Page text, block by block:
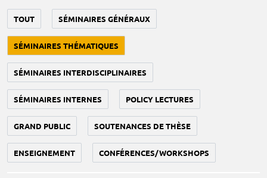
TOUT SÉMINAIRES GÉNÉRAUX
SÉMINAIRES THÉMATIQUES
SÉMINAIRES INTERDISCIPLINAIRES
SÉMINAIRES INTERNES POLICY LECTURES
GRAND PUBLIC SOUTENANCES DE THÈSE
ENSEIGNEMENT CONFÉRENCES/WORKSHOPS